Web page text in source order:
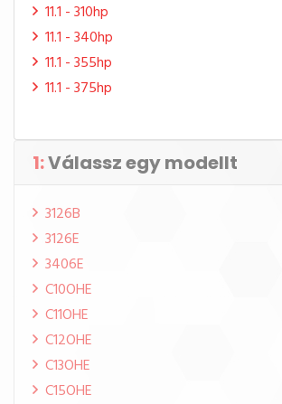
1:Válassz egy modellt
3126B
3126E
3406E
C10OHE
C11OHE
C12OHE
C13OHE
C15OHE
11.1 - 310hp
11.1 - 340hp
11.1 - 355hp
11.1 - 375hp